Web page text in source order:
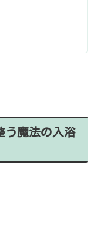
う魔法の入浴